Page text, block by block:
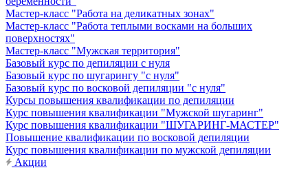
Мастер-класс "Работа на деликатных зонах"
Мастер-класс "Работа теплыми восками на больших
поверхностях"
Мастер-класс "Мужская территория"
Базовый курс по депиляции с нуля
Базовый курс по шугарингу "с нуля"
Базовый курс по восковой депиляции "с нуля"
Курсы повышения квалификации по депиляции
Курс повышения квалификации "Мужской шугаринг"
Курс повышения квалификации "ШУГАРИНГ-МАСТЕР"
Повышение квалификации по восковой депиляции
Курс повышения квалификации по мужской депиляции
Акции